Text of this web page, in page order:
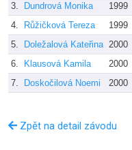
3.
Dundrová Monika 1999
4.
Růžičková Tereza 1999
5.
Doležalová Kateřina 2000
6.
Klausová Kamila 2000
7.
Doskočilová Noemi 2000
Zpět na detail závodu